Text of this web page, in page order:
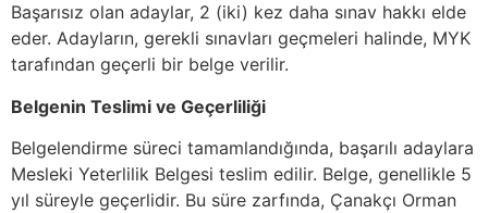
Başarısız olan adaylar, 2 (iki) kez daha sınav hakkı elde
eder. Adayların, gerekli sınavları geçmeleri halinde, MYK
tarafından geçerli bir belge verilir.
Belgenin Teslimi ve Geçerliliği
Belgelendirme süreci tamamlandığında, başarılı adaylara
Mesleki Yeterlilik Belgesi teslim edilir. Belge, genellikle 5
yıl süreyle geçerlidir. Bu süre zarfında, Çanakçı Orman